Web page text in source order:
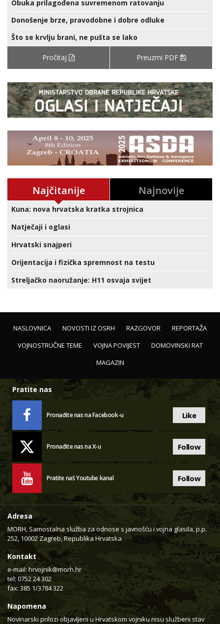
Obuka prilagođena suvremenom ratovanju
Donošenje brze, pravodobne i dobre odluke
Što se krvlju brani, ne pušta se lako
Pročitaj Preuzmi PDF
Najčitanije Najnovije
Kuna: nova hrvatska kratka strojnica
Natječaji i oglasi
Hrvatski snajperi
Orijentacija i fizička spremnost na testu
Streljačko naoružanje: H11 osvaja svijet
NASLOVNICA NOVOSTI IZ OSRH RAZGOVOR
REPORTAŽA
VOJNOSTRUČNE TEME
VOJNA POVIJEST
DOMOVINSKI RAT
MAGAZIN
Pratite nas
Pronađite nas na Facebook-u Like
Pronađite nas na X-u Follow
Pratite naš Youtube kanal Follow
Adresa
MORH, Samostalna služba za odnose s javnošću i vojna glasila, p.p.
252, 10002 Zagreb, Republika Hrvatska
Kontakt
e-mail: hrvojnik@morh.hr
tel: 0752 24 302
fax: 385 1/3784 322
Napomena
Novinarski prilozi objavljeni u Hrvatskom vojniku nisu službeni stav